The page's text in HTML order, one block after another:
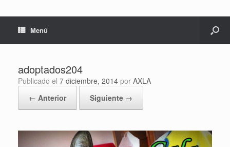
Menú
adoptados204
Publicado el 7 diciembre, 2014 por AXLA
← Anterior
Siguiente →